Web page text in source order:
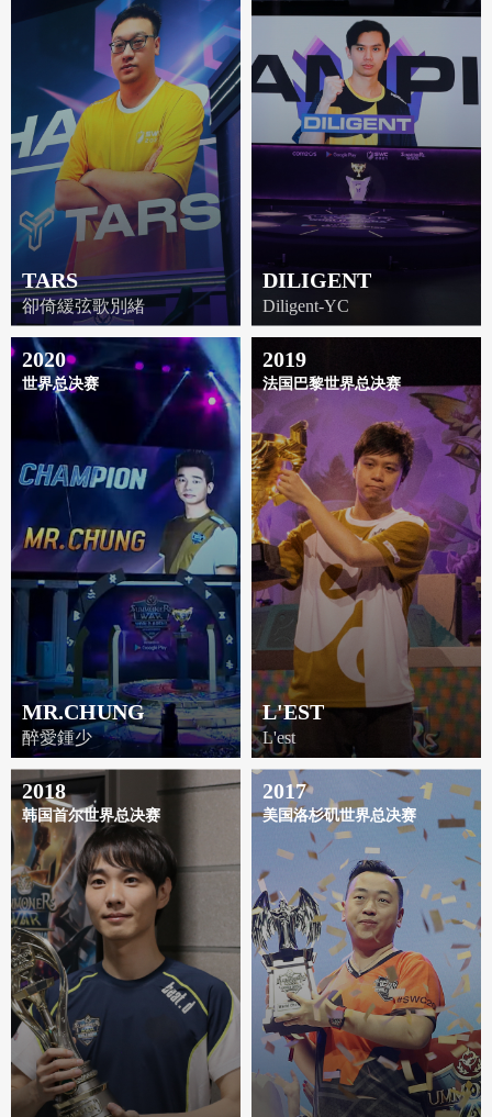
TARS
卻倚緩弦歌別緒
DILIGENT
Diligent-YC
2020
世界总决赛
MR.CHUNG
醉愛鍾少
2019
法国巴黎世界总决赛
L'EST
L'est
2018
韩国首尔世界总决赛
2017
美国洛杉矶世界总决赛